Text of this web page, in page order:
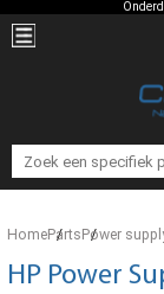
HomePartsPower
HP Power